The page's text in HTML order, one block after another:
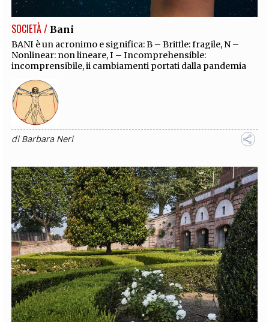
SOCIETÀ / Bani
BANI è un acronimo e significa: B – Brittle: fragile, N –
Nonlinear: non lineare, I – Incomprehensible:
incomprensibile, ii cambiamenti portati dalla pandemia
diBarbara Neri